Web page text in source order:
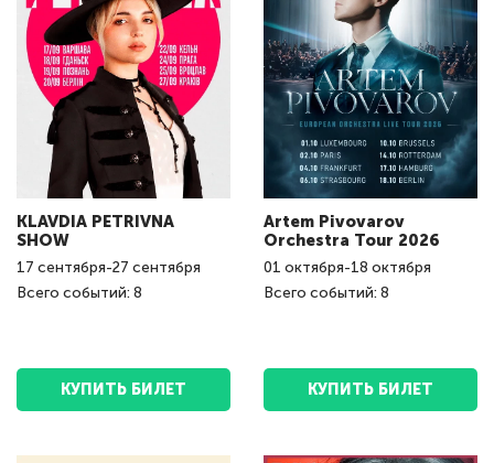
KLAVDIA PETRIVNA
SHOW
17 сентября-27 сентября
Всего событий: 8
КУПИТЬ БИЛЕТ
Artem Pivovarov
Orchestra Tour 2026
01 октября-18 октября
Всего событий: 8
КУПИТЬ БИЛЕТ